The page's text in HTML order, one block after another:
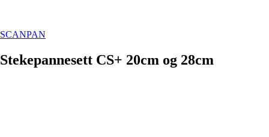
SCANPAN
Stekepannesett CS+ 20cm og 28cm